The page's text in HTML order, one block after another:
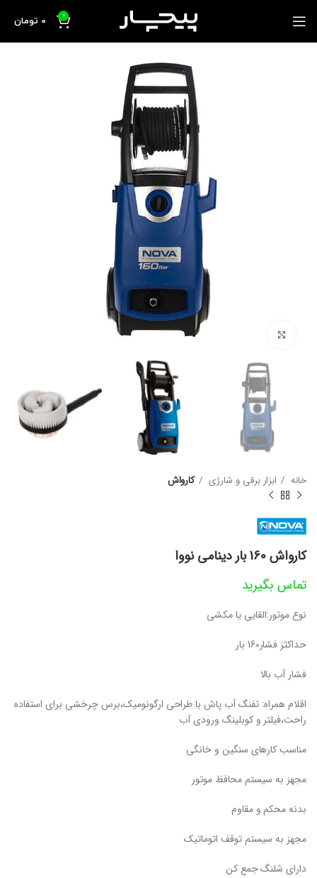
0
0 تومان
خانه ابزار برقی و شارژی کارواش
کارواش 160 بار دینامی نووا
تماس بگیرید
نوع موتور:القایی یا مکشی
حداکثز فشار160 بار
فشار آب بالا
اقلام همراه: تفنگ آب پاش با طراحی ارگونومیک،برس چرخشی برای استفاده
راحت،فیلتر و کوبلینگ ورودی آب
مناسب کارهای سنگین و خانگی
مجهز به سیستم محافظ موتور
بدنه محکم و مقاوم
مجهز به سیستم توقف اتوماتیک
دارای شلنگ جمع کن